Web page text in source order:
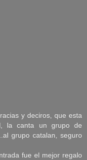
y deciros, que esta
la canta un grupo de
grupo catalan, seguro
fue el mejor regalo